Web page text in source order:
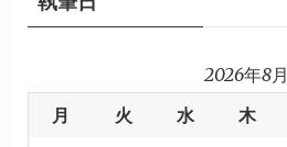
2026年8月
月
火 水 木